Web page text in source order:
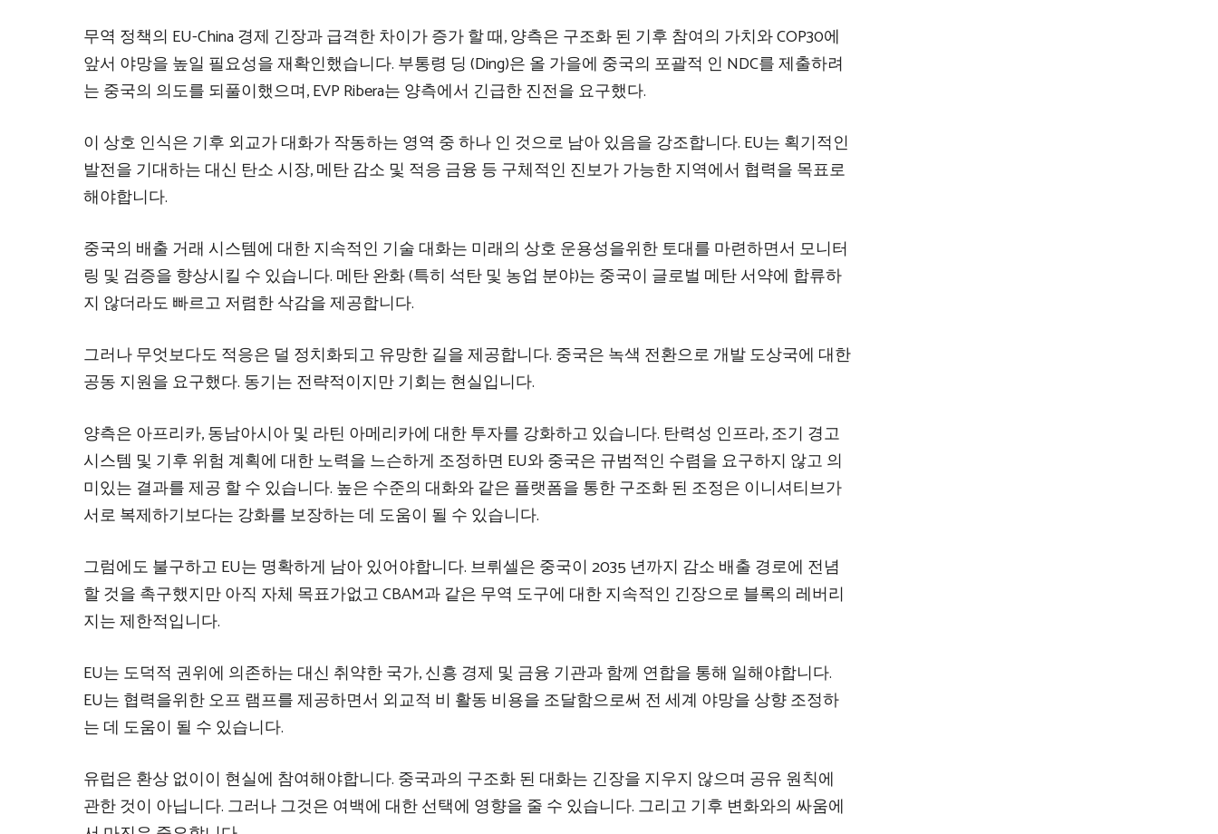
무역 정책의 EU-China 경제 긴장과 급격한 차이가 증가 할 때, 양측은 구조화 된 기후 참여의 가치와 COP30에
앞서 야망을 높일 필요성을 재확인했습니다. 부통령 딩 (Ding)은 올 가을에 중국의 포괄적 인 NDC를 제출하려
는 중국의 의도를 되풀이했으며, EVP Ribera는 양측에서 긴급한 진전을 요구했다.
이 상호 인식은 기후 외교가 대화가 작동하는 영역 중 하나 인 것으로 남아 있음을 강조합니다. EU는 획기적인
발전을 기대하는 대신 탄소 시장, 메탄 감소 및 적응 금융 등 구체적인 진보가 가능한 지역에서 협력을 목표로
해야합니다.
중국의 배출 거래 시스템에 대한 지속적인 기술 대화는 미래의 상호 운용성을위한 토대를 마련하면서 모니터
링 및 검증을 향상시킬 수 있습니다. 메탄 완화 (특히 석탄 및 농업 분야)는 중국이 글로벌 메탄 서약에 합류하
지 않더라도 빠르고 저렴한 삭감을 제공합니다.
그러나 무엇보다도 적응은 덜 정치화되고 유망한 길을 제공합니다. 중국은 녹색 전환으로 개발 도상국에 대한
공동 지원을 요구했다. 동기는 전략적이지만 기회는 현실입니다.
양측은 아프리카, 동남아시아 및 라틴 아메리카에 대한 투자를 강화하고 있습니다. 탄력성 인프라, 조기 경고
시스템 및 기후 위험 계획에 대한 노력을 느슨하게 조정하면 EU와 중국은 규범적인 수렴을 요구하지 않고 의
미있는 결과를 제공 할 수 있습니다. 높은 수준의 대화와 같은 플랫폼을 통한 구조화 된 조정은 이니셔티브가
서로 복제하기보다는 강화를 보장하는 데 도움이 될 수 있습니다.
그럼에도 불구하고 EU는 명확하게 남아 있어야합니다. 브뤼셀은 중국이 2035 년까지 감소 배출 경로에 전념
할 것을 촉구했지만 아직 자체 목표가없고 CBAM과 같은 무역 도구에 대한 지속적인 긴장으로 블록의 레버리
지는 제한적입니다.
EU는 도덕적 권위에 의존하는 대신 취약한 국가, 신흥 경제 및 금융 기관과 함께 연합을 통해 일해야합니다.
EU는 협력을위한 오프 램프를 제공하면서 외교적 비 활동 비용을 조달함으로써 전 세계 야망을 상향 조정하
는 데 도움이 될 수 있습니다.
유럽은 환상 없이이 현실에 참여해야합니다. 중국과의 구조화 된 대화는 긴장을 지우지 않으며 공유 원칙에
관한 것이 아닙니다. 그러나 그것은 여백에 대한 선택에 영향을 줄 수 있습니다. 그리고 기후 변화와의 싸움에